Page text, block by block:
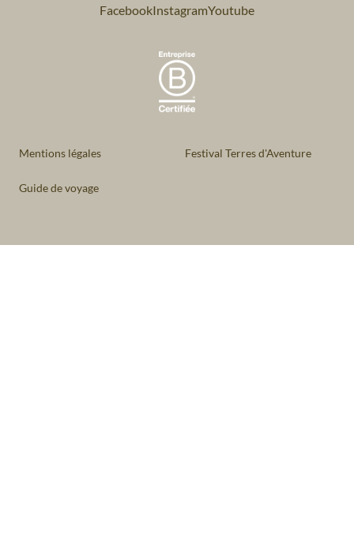
FacebookInstagramYoutube
Mentions légales Festival Terres d'Aventure
Guide de voyage